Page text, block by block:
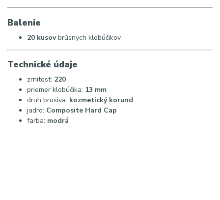
Balenie
20 kusovbrúsnych klobúčikov
Technické údaje
zrnitost: 220
priemer klobúčika: 13 mm
druh brusiva: kozmetický korund
jadro: Composite Hard Cap
farba: modrá